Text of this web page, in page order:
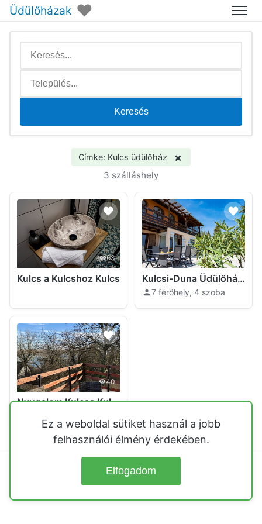
Üdülőházak ♥ Menü
Keresés
Címke: Kulcs üdülőház ×
3 szálláshely
63
Kulcs a Kulcshoz Kulcs
52
Kulcsi-Duna Üdülőház Kulcs
7 férőhely, 4 szoba
40
Nyugalom Kulcsa Kulcs
Ez a weboldal sütiket használ a jobb
felhasználói élmény érdekében.
Elfogadom